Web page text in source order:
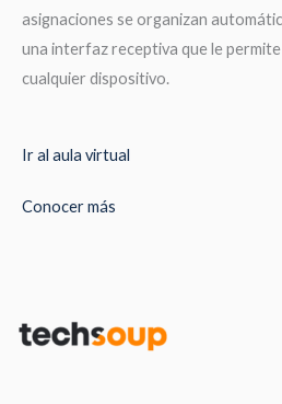
asignaciones se organizan
una interfaz receptiva que le permite
cualquier dispositivo.
Ir al aula virtual
Conocer más